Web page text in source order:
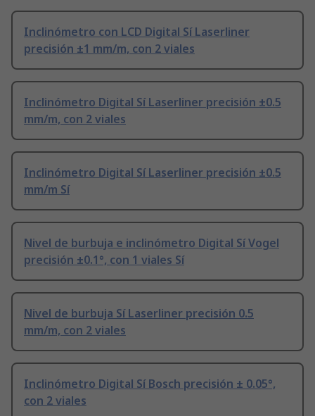
Inclinómetro con LCD Digital Sí Laserliner
precisión ±1 mm/m, con 2 viales
Inclinómetro Digital Sí Laserliner precisión ±0.5
mm/m, con 2 viales
Inclinómetro Digital Sí Laserliner precisión ±0.5
mm/m Sí
Nivel de burbuja e inclinómetro Digital Sí Vogel
precisión ±0.1°, con 1 viales Sí
Nivel de burbuja Sí Laserliner precisión 0.5
mm/m, con 2 viales
Inclinómetro Digital Sí Bosch precisión ± 0.05°,
con 2 viales